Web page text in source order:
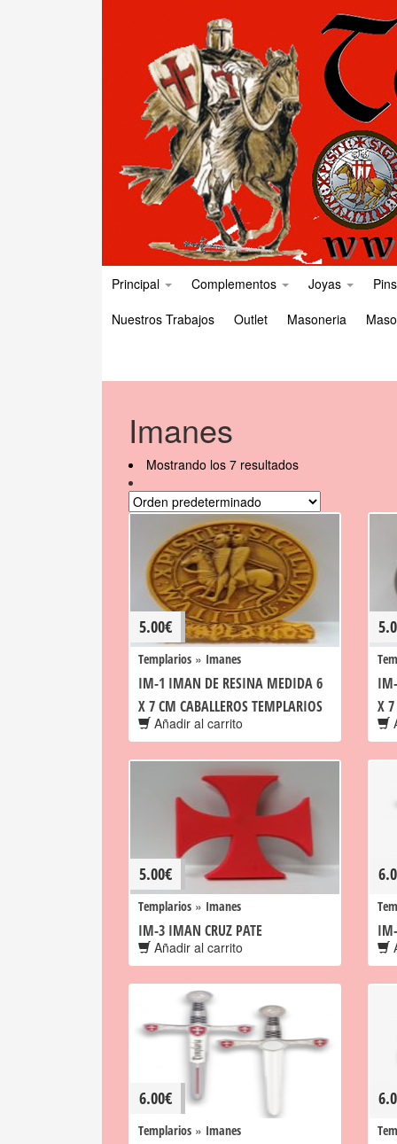
Principal Complementos Joyas
Pins
Nuestros Trabajos
Outlet Masoneria
Imanes
Mostrando los 7 resultados
5.00€
Templarios » Imanes
IM-1 IMAN DE RESINA MEDIDA 6
X 7 CM CABALLEROS TEMPLARIOS
Añadir al carrito
X
5.00€
Templarios » Imanes
IM-3 IMAN CRUZ PATE
Añadir al carrito
6.00€
Templarios » Imanes